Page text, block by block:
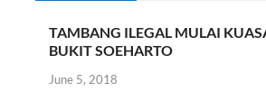
TAMBANG ILEGAL MULAI
BUKIT SOEHARTO
June 5, 2018